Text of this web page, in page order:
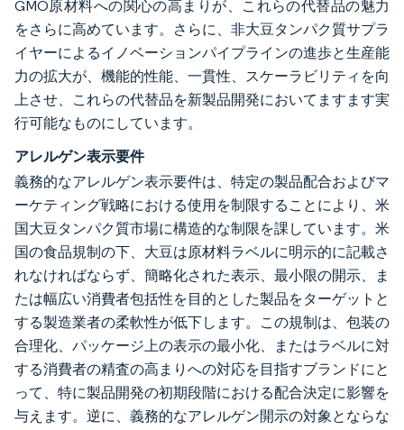
GMO原材料への関心の高まりが、これらの代替品の魅力
をさらに高めています。さらに、非大豆タンパク質サプラ
イヤーによるイノベーションパイプラインの進歩と生産能
力の拡大が、機能的性能、一貫性、スケーラビリティを向
上させ、これらの代替品を新製品開発においてますます実
行可能なものにしています。
アレルゲン表示要件
義務的なアレルゲン表示要件は、特定の製品配合およびマ
ーケティング戦略における使用を制限することにより、米
国大豆タンパク質市場に構造的な制限を課しています。米
国の食品規制の下、大豆は原材料ラベルに明示的に記載さ
れなければならず、簡略化された表示、最小限の開示、ま
たは幅広い消費者包括性を目的とした製品をターゲットと
する製造業者の柔軟性が低下します。この規制は、包装の
合理化、パッケージ上の表示の最小化、またはラベルに対
する消費者の精査の高まりへの対応を目指すブランドにと
って、特に製品開発の初期段階における配合決定に影響を
与えます。逆に、義務的なアレルゲン開示の対象とならな